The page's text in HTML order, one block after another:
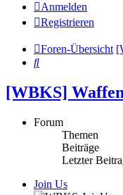
Anmelden
Registrieren
Foren-Übersicht
Suche
[WBKS]
Forum
Themen
Beiträge
Letzter
Join Us